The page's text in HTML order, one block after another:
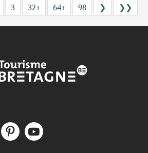
3 32+ 64+ 98 ❯ ❯❯